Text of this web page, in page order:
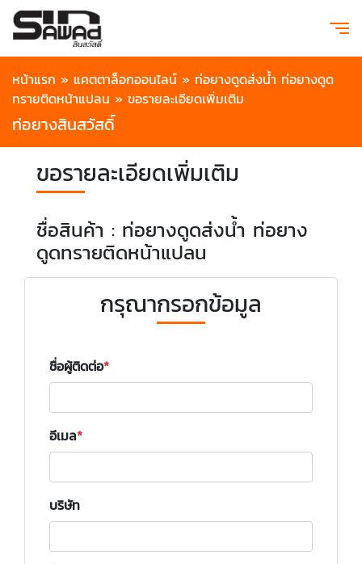
หน้าแรก » แคตตาล็อกออนไลน์ » ท่อยางดูดส่งน้ำ ท่อยางดูด
ทรายติดหน้าแปลน » ขอรายละเอียดเพิ่มเติม
ท่อยางสินสวัสดิ์
ขอรายละเอียดเพิ่มเติม
ชื่อสินค้า : ท่อยางดูดส่งน้ำ ท่อยาง
ดูดทรายติดหน้าแปลน
กรุณากรอกข้อมูล
ชื่อผู้ติดต่อ
อีเมล
บริษัท